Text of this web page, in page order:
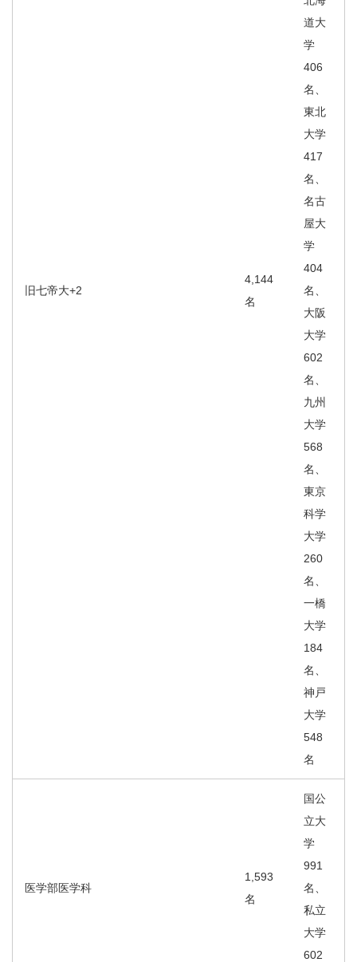
旧七帝大+2
4,144
名
道大
学
406
名、
東北
大学
417
名、
名古
屋大
学
404
名、
大阪
大学
602
名、
九州
大学
568
名、
東京
科学
大学
260
名、
一橋
大学
184
名、
神戸
大学
548
名
医学部医学科
1,593
名
国公
立大
学
991
名、
私立
大学
602